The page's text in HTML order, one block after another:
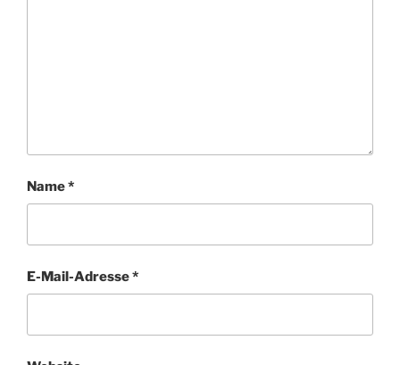
Name*
E-Mail-Adresse*